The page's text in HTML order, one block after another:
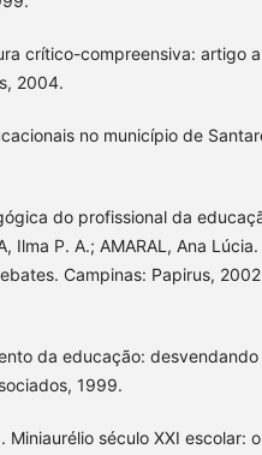
crítico-compreensiva: artigo a
2004.
no município de
do profissional da
Ilma P. A.; AMARAL, Ana Lúcia.
Campinas: Papirus,
da educação: desvendando
1999.
Miniaurélio século XXI escolar: o